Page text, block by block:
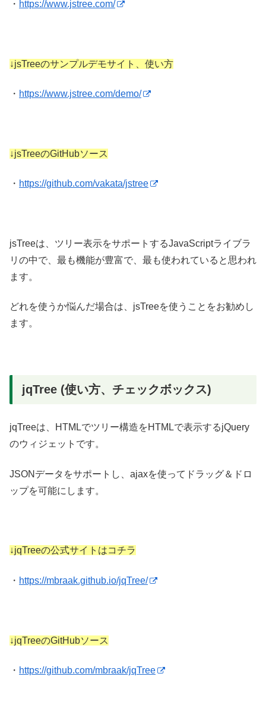
・ https://www.jstree.com/
↓jsTreeのサンプルデモサイト、使い方
・ https://www.jstree.com/demo/
↓jsTreeのGitHubソース
・ https://github.com/vakata/jstree
jsTreeは、ツリー表示をサポートするJavaScriptライブラ
リの中で、最も機能が豊富で、最も使われていると思われ
ます。
どれを使うか悩んだ場合は、jsTreeを使うことをお勧めし
ます。
jqTree (使い方、チェックボックス)
jqTreeは、HTMLでツリー構造をHTMLで表示するjQuery
のウィジェットです。
JSONデータをサポートし、ajaxを使ってドラッグ＆ドロ
ップを可能にします。
↓jqTreeの公式サイトはコチラ
・ https://mbraak.github.io/jqTree/
↓jqTreeのGitHubソース
・ https://github.com/mbraak/jqTree